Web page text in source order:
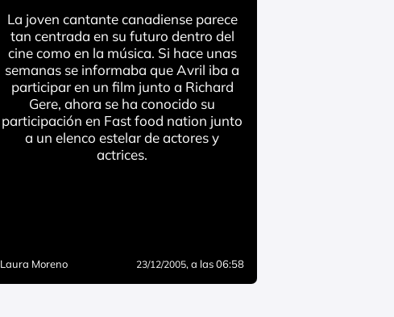
La joven cantante canadiense parece
tan centrada en su futuro dentro del
cine como en la música. Si hace unas
semanas se informaba que Avril iba a
participar en un film junto a Richard
Gere, ahora se ha conocido su
participación en Fast food nation junto
a un elenco estelar de actores y
actrices.
Laura Moreno 23/12/2005, a las 06:58